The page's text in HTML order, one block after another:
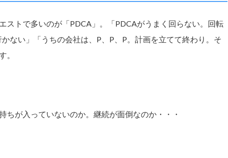
ストで多いのが「PDCA」。「PDCAがうまく回らない。回転
ない」「うちの会社は、P、P、P。計画を立てて終わり。そ
。
ちが入っていないのか。継続が面倒なのか・・・